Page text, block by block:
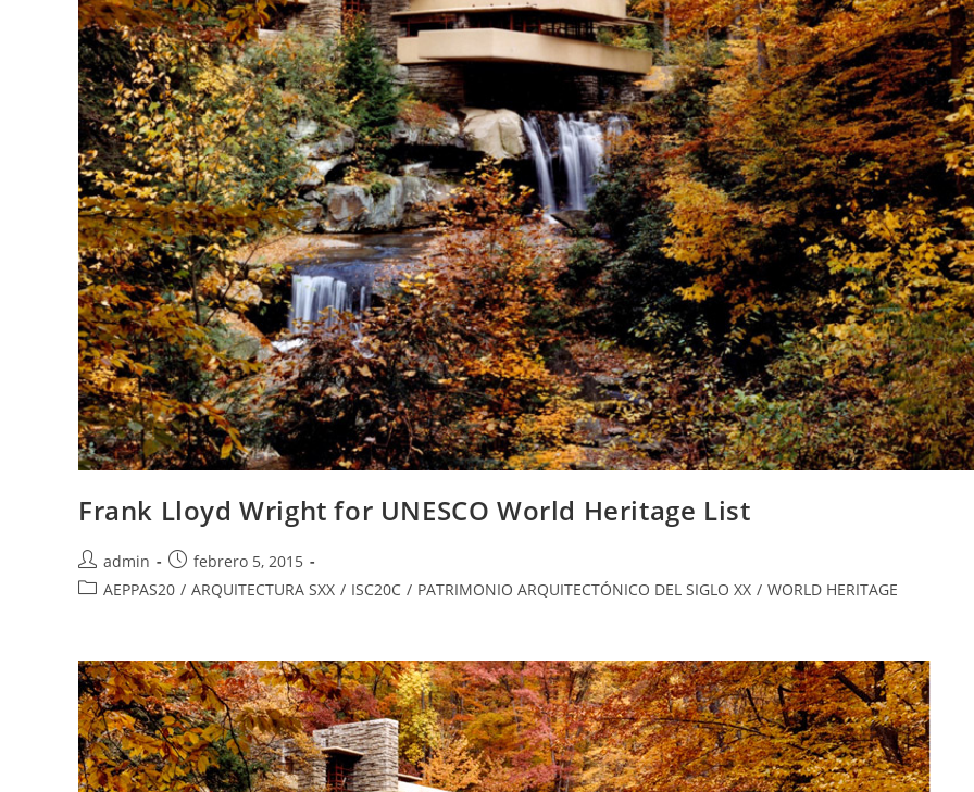
Frank Lloyd Wright for UNESCO World Heritage List
admin
febrero 5, 2015
AEPPAS20 / ARQUITECTURA SXX / ISC20C / PATRIMONIO ARQUITECTÓNICO DEL SIGLO XX / WORLD HERITAGE